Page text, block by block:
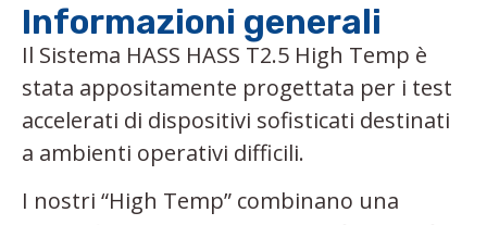
Informazioni generali
Il Sistema HASS HASS T2.5 High Temp è
stata appositamente progettata per i test
accelerati di dispositivi sofisticati destinati
a ambienti operativi difficili.
I nostri “High Temp” combinano una